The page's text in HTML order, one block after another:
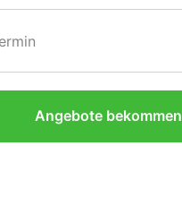
Angebote bekommen